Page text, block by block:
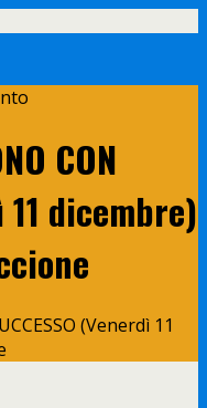
CON
11 dicembre)